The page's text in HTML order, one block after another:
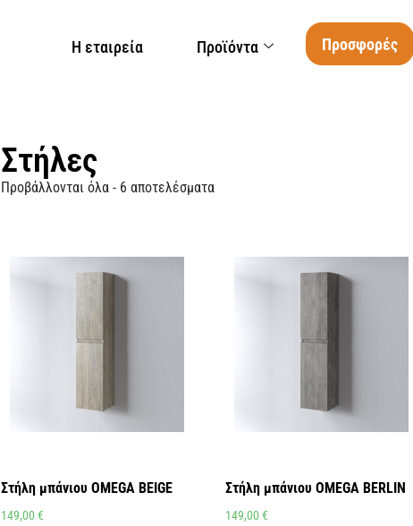
Η εταιρεία Προϊόντα Προσφορές
Στήλες
Προβάλλονται όλα - 6 αποτελέσματα
Στήλη μπάνιου OMEGA BEIGE
149,00 €
Στήλη μπάνιου OMEGA BERLIN
149,00€